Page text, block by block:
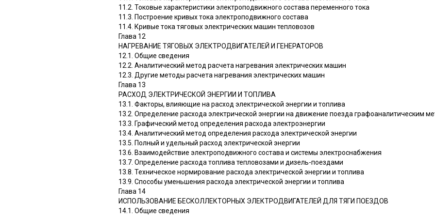
11.2. Токовые характеристики электроподвижного состава переменного тока
11.3. Построение кривых тока электроподвижного состава
11.4. Кривые тока тяговых электрических машин тепловозов
Глава 12
НАГРЕВАНИЕ ТЯГОВЫХ ЭЛЕКТРОДВИГАТЕЛЕЙ И ГЕНЕРАТОРОВ
12.1. Общие сведения
12.2. Аналитический метод расчета нагревания электрических машин
12.3. Другие методы расчета нагревания электрических машин
Глава 13
РАСХОД ЭЛЕКТРИЧЕСКОЙ ЭНЕРГИИ И ТОПЛИВА
13.1. Факторы, влияющие на расход электрической энергии и топлива
13.2. Определение расхода электрической энергии на движение поезда графоаналитическим
13.3. Графический метод определения расхода электроэнергии
13.4. Аналитический метод определения расхода электрической энергии
13.5. Полный и удельный расход электрической энергии
13.6. Взаимодействие электроподвижного состава и системы электроснабжения
13.7. Определение расхода топлива тепловозами и дизель-поездами
13.8. Техническое нормирование расхода электрической энергии и топлива
13.9. Способы уменьшения расхода электрической энергии и топлива
Глава 14
ИСПОЛЬЗОВАНИЕ БЕСКОЛЛЕКТОРНЫХ ЭЛЕКТРОДВИГАТЕЛЕЙ ДЛЯ ТЯГИ ПОЕЗДОВ
14.1. Общие сведения